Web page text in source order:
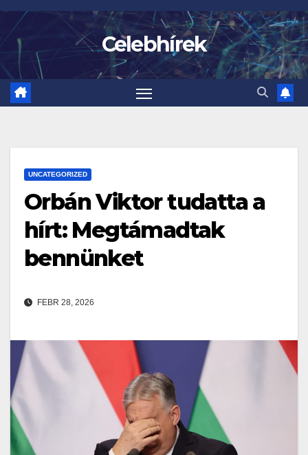
Skip
content
Celebhírek
UNCATEGORIZED
Orbán Viktor tudatta a
hírt: Megtámadtak
bennünket
FEBR 28, 2026